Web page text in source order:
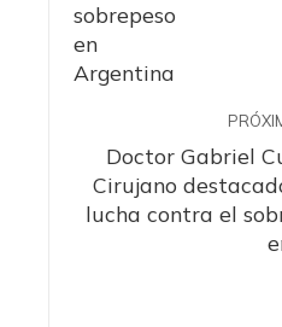
Doctor Gabriel
Cirujano
lucha contra el